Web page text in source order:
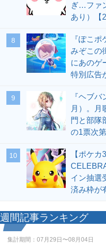
ぎ…ファ
あり）【
8
『ぽこ
みぞこの
にあのゲ
特別広告
9
『ヘブ
月）。月
門と部隊
の1票次第
10
【ポケカ
イン抽選
済み枠が
週間記事ランキング
集計期間： 07月29日〜08月04日